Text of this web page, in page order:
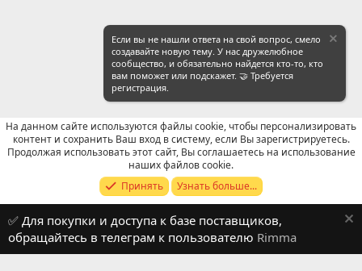
Продавцы (контакты) WeChat
Russian (RU)
Обратная связь
Условия и правила
Политика конфиденциальности
Помощь
R
Если вы не нашли ответа на свой вопрос, смело
создавайте новую тему. У нас дружелюбное
сообщество, и обязательно найдется кто-то, кто
вам поможет или подскажет. 🤝 Требуется
регистрация.
На данном сайте используются файлы cookie, чтобы персонализировать
контент и сохранить Ваш вход в систему, если Вы зарегистрируетесь.
Продолжая использовать этот сайт, Вы соглашаетесь на использование
наших файлов cookie.
Принять
Узнать больше...
✅ Для покупки и доступа к базе поставщиков,
обращайтесь в телеграм к пользователю Rimma